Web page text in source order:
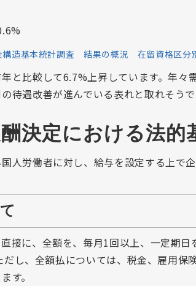
構造基本統計調査 結果の概況 在留資格区分
と比較して6.7%上昇しています。年々
待遇改善が進んでいる表れと取れそうで
決定における法的
人労働者に対し、給与を設定する上で
接に、全額を、毎月1回以上、一定期日
し、全額払については、税金、雇用保
す。